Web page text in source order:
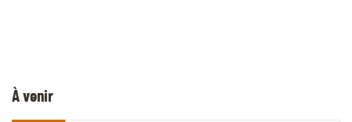
À venir